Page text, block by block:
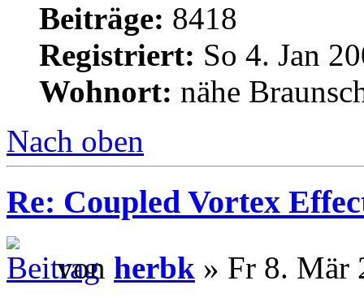
Beiträge: 8418
Registriert: So 4. Jan
Wohnort: nähe
Nach oben
Re: Coupled Vortex
von herbk » Fr 8. Mär